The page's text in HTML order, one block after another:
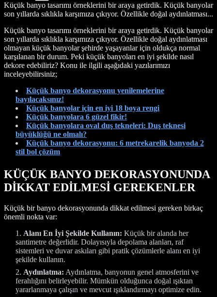
Küçük banyo tasarımı örneklerini bir araya getirdik. Küçük banyolar
son yıllarda sıklıkla karşımıza çıkıyor. Özellikle doğal aydınlatması...
Küçük banyo tasarımı örneklerini bir araya getirdik. Küçük banyolar
son yıllarda sıklıkla karşımıza çıkıyor. Özellikle doğal aydınlatması
olmayan küçük banyolar şehirde yaşayanlar için oldukça normal
karşılanan bir durum. Peki küçük banyoları en iyi şekilde nasıl
dekore edebiliriz? Konu ile ilgili aşağıdaki yazılarımızı
inceleyebilirsiniz;
Küçük banyo dekorasyonu yenilemelerine
bayılacaksınız!
Küçük banyolar için en iyi 18 boya rengi
Küçük banyolara 6 güzel fikir!
Küçük banyolara oval duş tekneleri: Duş teknesi
büyüklüğü ne olmalı?
Küçük banyo dekorasyonu: 6 metrekarelik banyoda 2
stil bol çözüm
KÜÇÜK BANYO DEKORASYONUNDA
DİKKAT EDİLMESİ GEREKENLER
Küçük bir banyo dekorasyonunda dikkat edilmesi gereken birkaç
önemli nokta var:
Alanı En İyi Şekilde Kullanın: Küçük bir alanda her
santimetre değerlidir. Dolayısıyla depolama alanları, raf
sistemleri ve duvar askıları gibi pratik çözümlerle alanı en iyi
şekilde kullanın.
Aydınlatma: Aydınlatma, banyonun genel atmosferini ve
ferahlığını belirleyebilir. Mümkün olduğunca doğal ışıktan
yararlanmaya çalışın ve mevcut ışıklandırmayı optimize edin.